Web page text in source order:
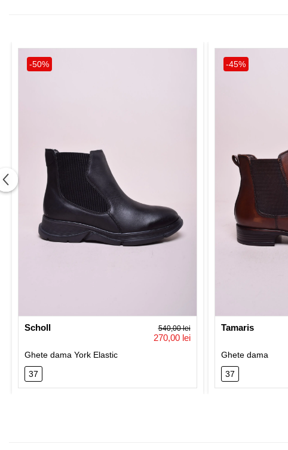
-50%
Scholl
Ghete dama York Elastic
540,00 lei
270,00 lei
37
-45%
Tamaris
Ghete dama
37